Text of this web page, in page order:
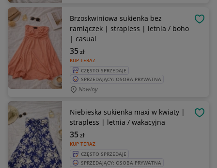
Brzoskwiniowa sukienka bez
ramiączek | strapless | letnia / boho
| casual
KUP TERAZ
35zł
CZĘSTO SPRZEDAJE
SPRZEDAJĄCY: OSOBA PRYWATNA
Nowiny
Niebieska sukienka maxi w kwiaty |
strapless | letnia / wakacyjna
KUP TERAZ
35zł
CZĘSTO SPRZEDAJE
SPRZEDAJĄCY: OSOBA PRYWATNA